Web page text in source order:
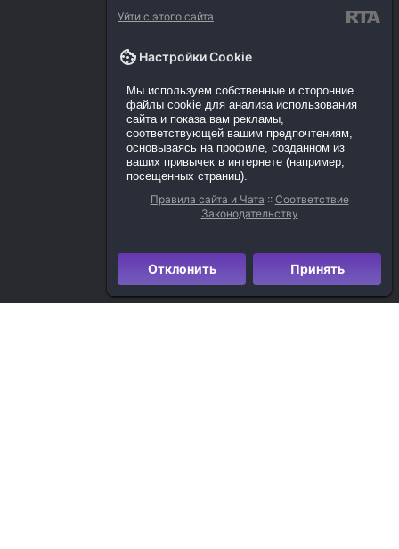
Уйти с этого сайта
Настройки Cookie
Мы используем собственные и сторонние
файлы cookie для анализа использования
сайта и показа вам рекламы,
соответствующей вашим предпочтениям,
основываясь на профиле, созданном из
ваших привычек в интернете (например,
посещенных страниц).
Правила сайта и Чата :: Соответствие
Законодательству
Отклонить Принять